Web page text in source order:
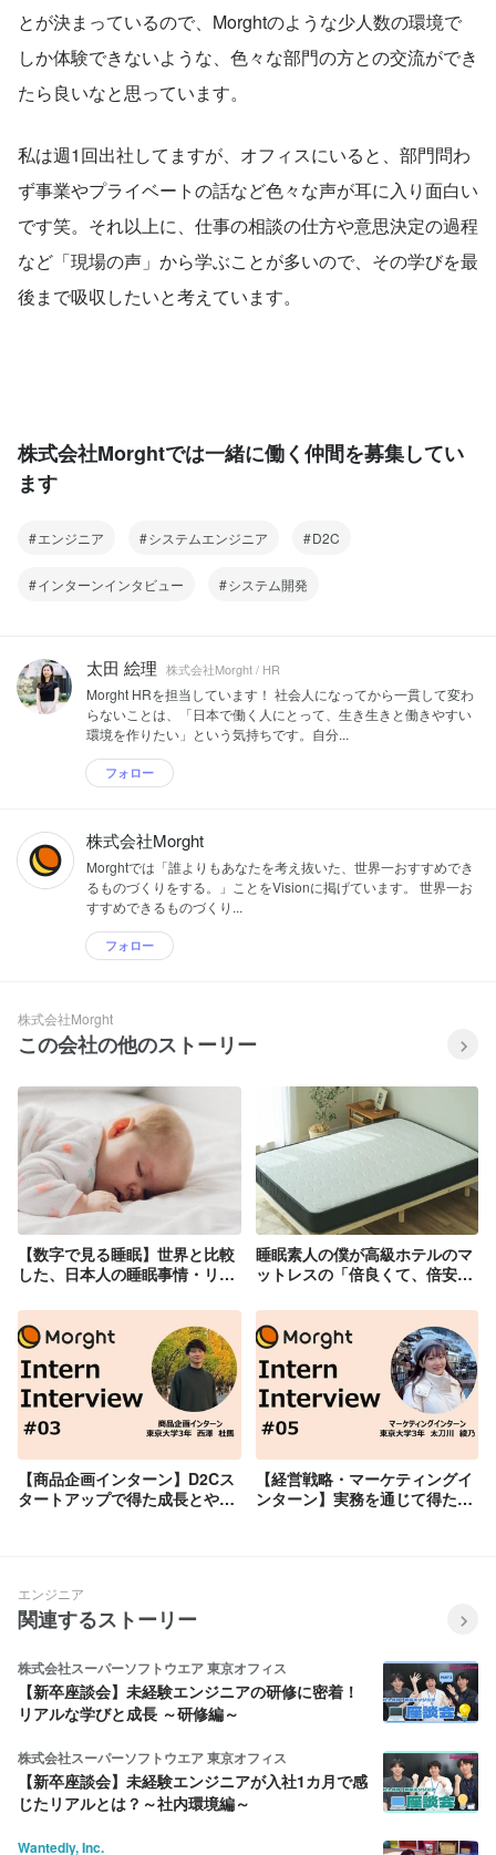
とが決まっているので、Morghtのような少人数の環境で
しか体験できないような、色々な部門の方との交流ができ
たら良いなと思っています。
私は週1回出社してますが、オフィスにいると、部門問わ
ず事業やプライベートの話など色々な声が耳に入り面白い
です笑。それ以上に、仕事の相談の仕方や意思決定の過程
など「現場の声」から学ぶことが多いので、その学びを最
後まで吸収したいと考えています。
株式会社Morghtでは一緒に働く仲間を募集してい
ます
エンジニア システムエンジニア D2C
インターンインタビュー システム開発
太田 絵理 株式会社Morght / HR
Morght HRを担当しています！ 社会人になってから一貫して変わ
らないことは、「日本で働く人にとって、生き生きと働きやすい
環境を作りたい」という気持ちです。自分...
フォロー
株式会社Morght
Morghtでは「誰よりもあなたを考え抜いた、世界一おすすめでき
るものづくりをする。」ことをVisionに掲げています。 世界一お
すすめできるものづくり...
フォロー
株式会社Morght
この会社の他のストーリー
【数字で見る睡眠】世界と比較
した、日本人の睡眠事情・リテ
睡眠素人の僕が高級ホテルのマ
ットレスの「倍良くて、倍安
【商品企画インターン】D2Cス
タートアップで得た成長とやり
【経営戦略・マーケティングイ
ンターン】実務を通じて得た成
エンジニア
関連するストーリー
株式会社スーパーソフトウエア 東京オフィス
【新卒座談会】未経験エンジニアの研修に密着！
リアルな学びと成長 ～研修編～
株式会社スーパーソフトウエア 東京オフィス
【新卒座談会】未経験エンジニアが入社1カ月で感
じたリアルとは？～社内環境編～
Wantedly, Inc.